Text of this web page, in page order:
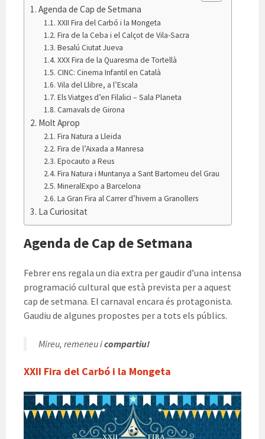
Agenda de Cap de Setmana
XXII Fira del Carbó i la Mongeta
Fira de la Ceba i el Calçot de Vila-Sacra
Besalú Ciutat Jueva
XXX Fira de la Quaresma de Tortellà
CINC: Cinema Infantil en Català
Vila del Llibre, a l’Escala
Els Viatges d’en Filalici – Sala Planeta
Carnavals de Girona
Molt Aprop
Fira Natura a Lleida
Fira de l’Aixada a Manresa
Epocauto a Reus
Fira Natura i Muntanya a Sant Bartomeu del Grau
MineralExpo a Barcelona
La Gran Fira al Carrer d’hivern a Granollers
La Curiositat
Agenda de Cap de Setmana
Febrer ens regala un dia extra per gaudir d’una intensa
programació cultural que està prevista per a aquest
cap de setmana. El carnaval encara és protagonista.
Gaudiu de algunes propostes per a tots els públics.
Mireu, remeneu icompartiu!
XXII Fira del Carbó i la Mongeta